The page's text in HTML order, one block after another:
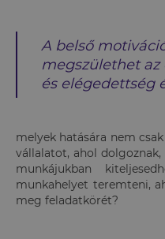
A belső
megszülethet
és elégedettség
melyek hatására nem
vállalatot, ahol
munkájukban
munkahelyet teremteni,
meg feladatkörét?